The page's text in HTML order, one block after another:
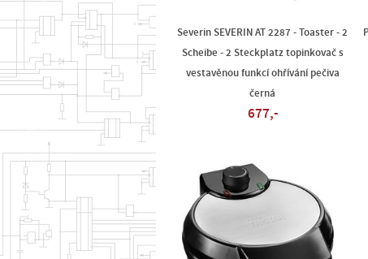
Severin SEVERIN AT 2287 - Toaster - 2
Scheibe - 2 Steckplatz topinkovač s
vestavěnou funkcí ohřívání pečiva
černá
677,-